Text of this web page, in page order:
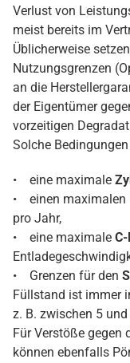
Verlust von
meist bereits im
Üblicherweise
Nutzungsgrenzen
an die
der Eigentümer
vorzeitigen
Solche
• eine maximale
• einen maximalen
pro Jahr,
• eine maximale
• Grenzen für den
Füllstand ist immer
z. B. zwischen 5
Für Verstöße gegen
können ebenfalls